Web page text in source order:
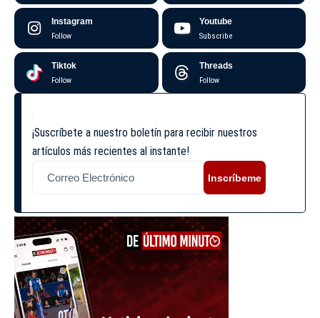
Instagram
Follow
Youtube
Subscribe
Tiktok
Follow
Threads
Follow
¡Suscríbete a nuestro boletín para recibir nuestros
artículos más recientes al instante!
Inscríbeme